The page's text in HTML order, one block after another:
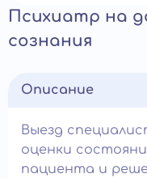
Психиатр на
сознания
Описание
Выезд
оценки
пациента и